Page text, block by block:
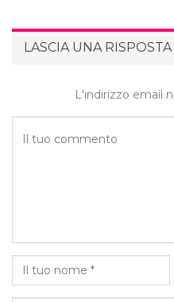
LASCIA UNA RISPOSTA
L'indirizzo email